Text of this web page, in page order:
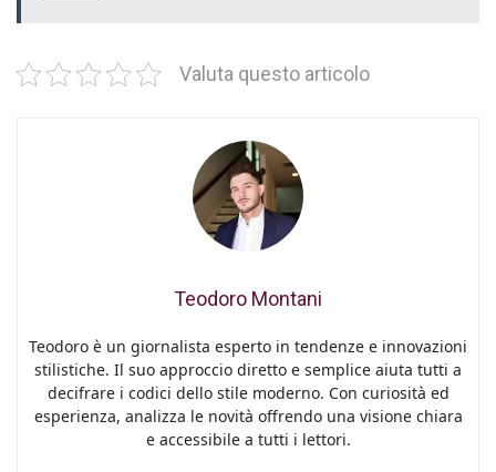
Valuta questo articolo
Teodoro Montani
Teodoro è un giornalista esperto in tendenze e innovazioni
stilistiche. Il suo approccio diretto e semplice aiuta tutti a
decifrare i codici dello stile moderno. Con curiosità ed
esperienza, analizza le novità offrendo una visione chiara
e accessibile a tutti i lettori.